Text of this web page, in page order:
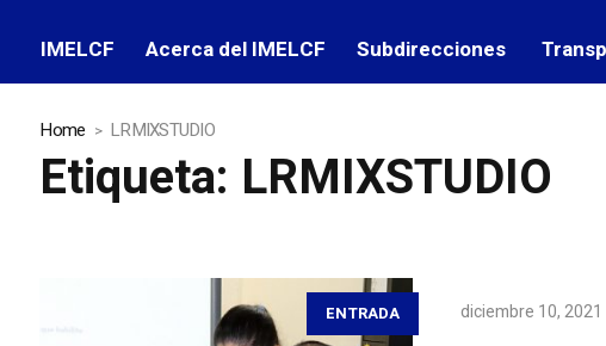
IMELCF Acerca del IMELCF Subdirecciones
Home LRMIXSTUDIO
Etiqueta: LRMIXSTUDIO
ENTRADA diciembre 10, 2021